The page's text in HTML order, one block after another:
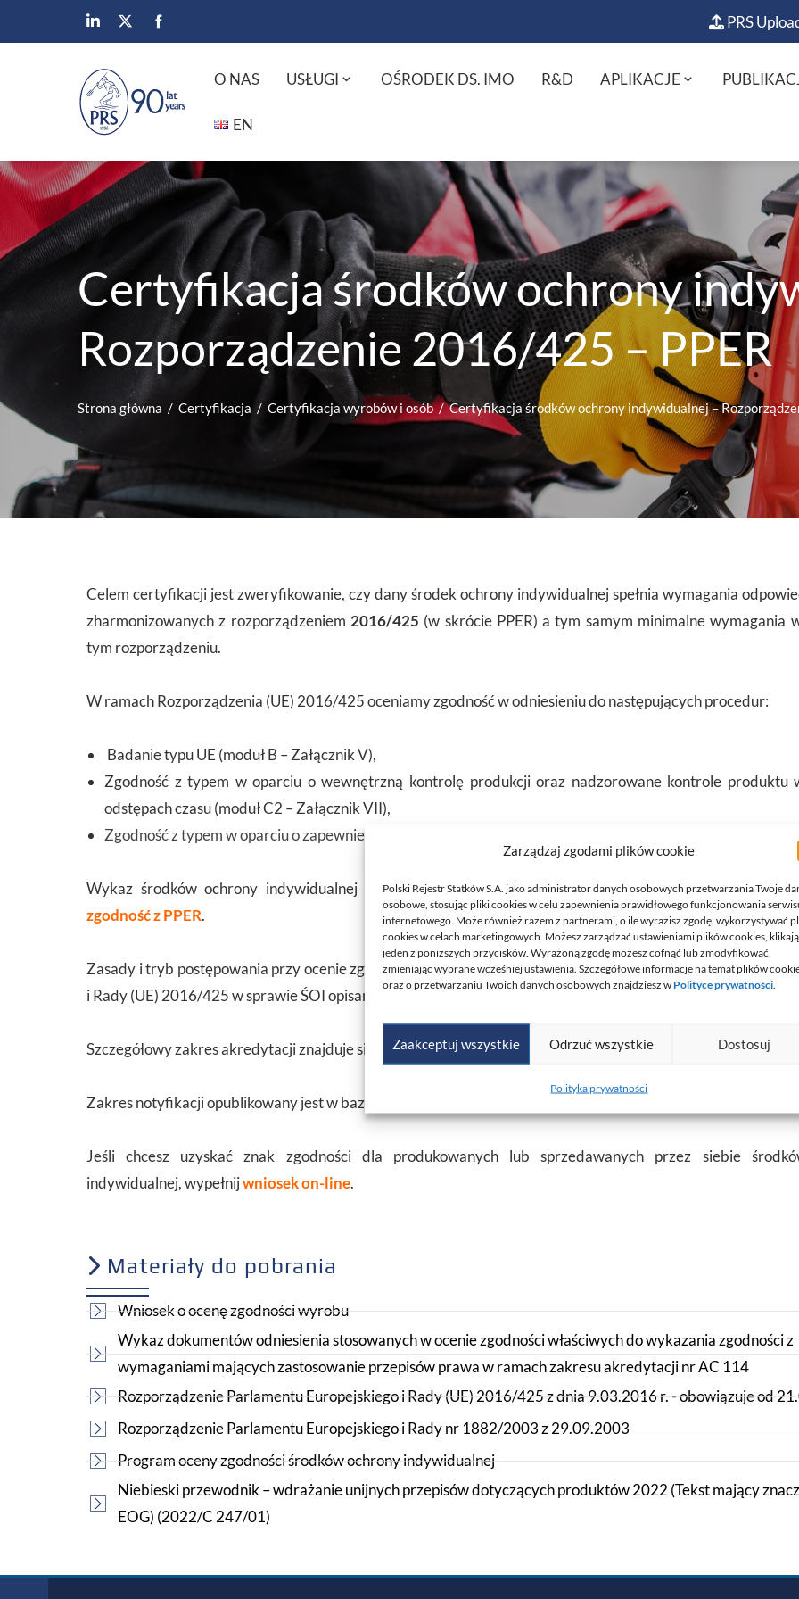
Zarządzaj zgodami plików cookie
Polski Rejestr Statków S.A. jako administrator danych osobowych przetwarzania Twoje
osobowe, stosując pliki cookies w celu zapewnienia prawidłowego funkcjonowania
internetowego. Może również razem z partnerami, o ile wyrazisz zgodę, wykorzystywać
cookies w celach marketingowych. Możesz zarządzać ustawieniami plików cookies,
jeden z poniższych przycisków. Wyrażoną zgodę możesz cofnąć lub zmodyfikować,
zmieniając wybrane wcześniej ustawienia. Szczegółowe informacje na temat plików
oraz o przetwarzaniu Twoich danych osobowych znajdziesz w Polityce prywatności
Zaakceptuj wszystkie Odrzuć wszystkie Dostosuj
Polityka prywatności
PRS
O NAS USŁUGI OŚRODEK DS. IMO R&D APLIKACJE
EN
Certyfikacja środków ochrony
Rozporządzenie 2016/425 – PPER
Strona główna Certyfikacja Certyfikacja wyrobów i osób Certyfikacja środków ochrony indywidualnej –
Celem certyfikacji jest zweryfikowanie, czy dany środek ochrony indywidualnej spełnia wymagania
zharmonizowanych z rozporządzeniem 2016/425 (w skrócie PPER) a tym samym minimalne wymagania
tym rozporządzeniu.
W ramach Rozporządzenia (UE) 2016/425 oceniamy zgodność w odniesieniu do następujących procedur:
Badanie typu UE (moduł B – Załącznik V),
Zgodność z typem w oparciu o wewnętrzną kontrolę produkcji oraz nadzorowane kontrole produktu
odstępach czasu (moduł C2 – Załącznik VII),
Zgodność z typem w oparciu o zapewnienie jakości procesu produkcji (moduł D – Załącznik VIII)
Wykaz środków ochrony indywidualnej certyfikowanych przez nas zawieraLista grup wyrobów
zgodność z PPER.
Zasady i tryb postępowania przy ocenie zgodności wyrobów na zgodność z Rozporządzeniem Parlamentu
i Rady (UE) 2016/425 w sprawie ŚOI opisane są w Programie oceny zgodności środków ochrony
Szczegółowy zakres akredytacji znajduje się na stronie internetowej Polskiego Centrum Akredytacji.
Zakres notyfikacji opublikowany jest w bazie
Jeśli chcesz uzyskać znak zgodności dla produkowanych lub sprzedawanych przez siebie
indywidualnej, wypełnijwniosek on-line.
Materiały do pobrania
Wniosek o ocenę zgodności wyrobu
Wykaz dokumentów odniesienia stosowanych w ocenie zgodności właściwych do wykazania zgodności z
wymaganiami mających zastosowanie przepisów prawa w ramach zakresu akredytacji nr AC 114
Rozporządzenie Parlamentu Europejskiego i Rady (UE) 2016/425 z dnia 9.03.2016 r. - obowiązuje od
Rozporządzenie Parlamentu Europejskiego i Rady nr 1882/2003 z 29.09.2003
Program oceny zgodności środków ochrony indywidualnej
Niebieski przewodnik – wdrażanie unijnych przepisów dotyczących produktów 2022 (Tekst mający
EOG) (2022/C 247/01)